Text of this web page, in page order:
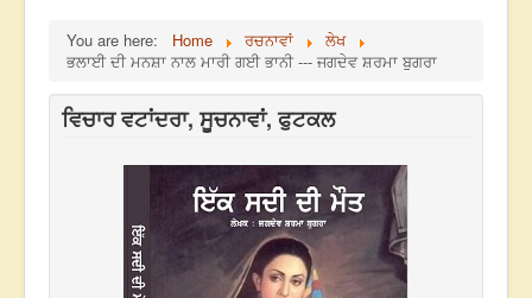
You are here: Home ਰਚਨਾਵਾਂ
ਲੇਖ
ਭਲਾਈ ਦੀ ਮਨਸ਼ਾ ਨਾਲ ਮਾਰੀ ਗਈ ਭਾਨੀ --- ਜਗਦੇਵ ਸ਼ਰਮਾ ਬੁਗਰਾ
ਵਿਚਾਰ ਵਟਾਂਦਰਾ, ਸੂਚਨਾਵਾਂ, ਫੁਟਕਲ